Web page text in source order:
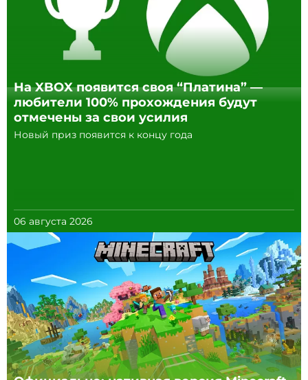
На XBOX появится своя “Платина” —
любители 100% прохождения будут
отмечены за свои усилия
Новый приз появится к концу года
06 августа 2026